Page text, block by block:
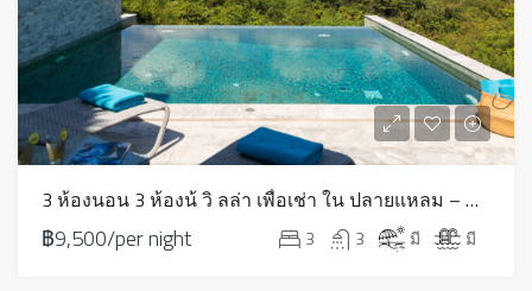
3 ห้องนอน 3 ห้องน้ วิ ลล่า เพื่อเช่า ใน ปลายแหลม – HV0254
฿9,500/per night 3 3 มี มี